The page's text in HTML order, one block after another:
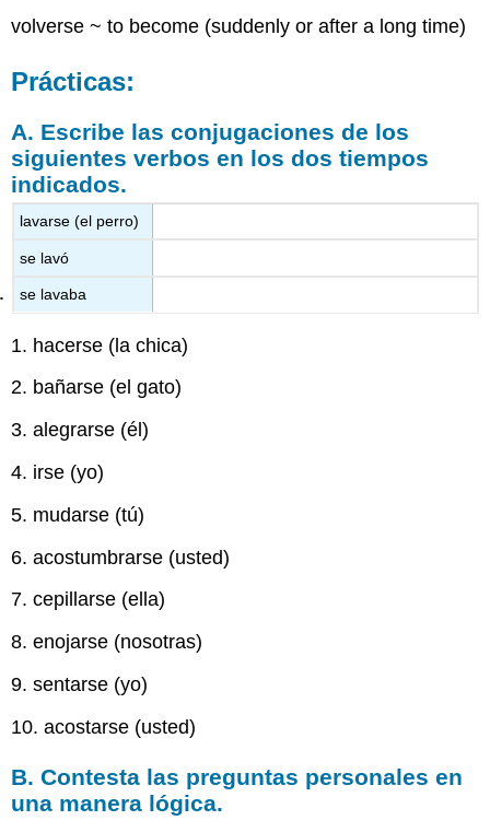
volverse ~ to become (suddenly or after a long time)
Prácticas:
A. Escribe las conjugaciones de los
siguientes verbos en los dos tiempos
indicados.
lavarse (el perro)
se lavó
se lavaba
1. hacerse (la chica)
2. bañarse (el gato)
3. alegrarse (él)
4. irse (yo)
5. mudarse (tú)
6. acostumbrarse (usted)
7. cepillarse (ella)
8. enojarse (nosotras)
9. sentarse (yo)
10. acostarse (usted)
B. Contesta las preguntas personales en
una manera lógica.